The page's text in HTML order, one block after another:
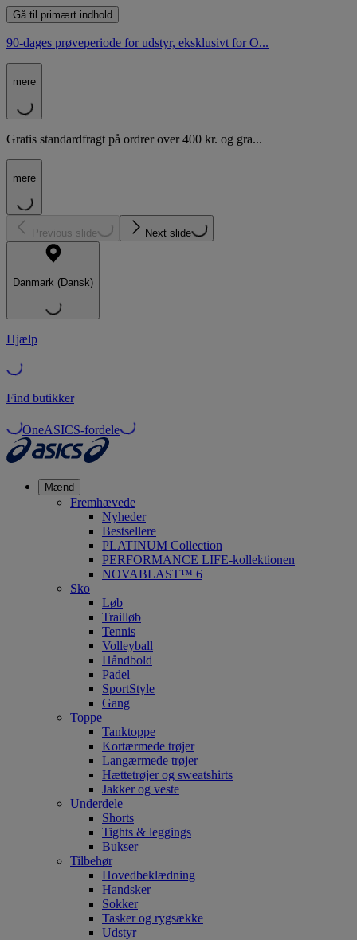
Gå til primært indhold
90-dages prøveperiode for udstyr, eksklusivt for O...
mere
Gratis standardfragt på ordrer over 400 kr. og gra...
mere
Previous slide Next slide
Danmark (Dansk)
Hjælp
Find butikker
OneASICS-fordele
Mænd
Fremhævede
Nyheder
Bestsellere
PLATINUM Collection
PERFORMANCE LIFE-kollektionen
NOVABLAST™ 6
Sko
Løb
Trailløb
Tennis
Volleyball
Håndbold
Padel
SportStyle
Gang
Toppe
Tanktoppe
Kortærmede trøjer
Langærmede trøjer
Hættetrøjer og sweatshirts
Jakker og veste
Underdele
Shorts
Tights & leggings
Bukser
Tilbehør
Hovedbeklædning
Handsker
Sokker
Tasker og rygsække
Udstyr